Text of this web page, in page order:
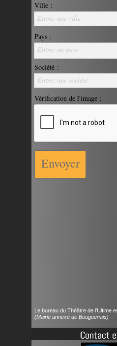
Envoyer
Ville :
Entrez une ville
Pays :
Entrez un pays
Société :
Entrez une société
Vérification de l'image :
Le bureau du Théâtre de l'Ultime
(Mairie annexe de Bouguenais)